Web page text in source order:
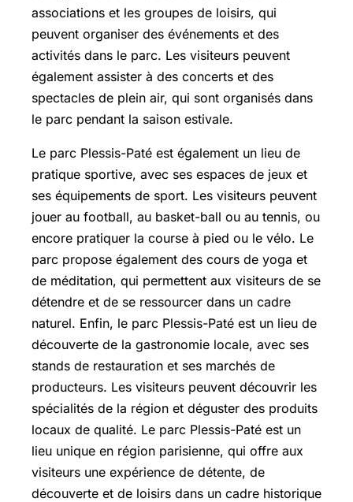
associations et les groupes de loisirs, qui
peuvent organiser des événements et des
activités dans le parc. Les visiteurs peuvent
également assister à des concerts et des
spectacles de plein air, qui sont organisés dans
le parc pendant la saison estivale.
Le parc Plessis-Paté est également un lieu de
pratique sportive, avec ses espaces de jeux et
ses équipements de sport. Les visiteurs peuvent
jouer au football, au basket-ball ou au tennis, ou
encore pratiquer la course à pied ou le vélo. Le
parc propose également des cours de yoga et
de méditation, qui permettent aux visiteurs de se
détendre et de se ressourcer dans un cadre
naturel. Enfin, le parc Plessis-Paté est un lieu de
découverte de la gastronomie locale, avec ses
stands de restauration et ses marchés de
producteurs. Les visiteurs peuvent découvrir les
spécialités de la région et déguster des produits
locaux de qualité. Le parc Plessis-Paté est un
lieu unique en région parisienne, qui offre aux
visiteurs une expérience de détente, de
découverte et de loisirs dans un cadre historique